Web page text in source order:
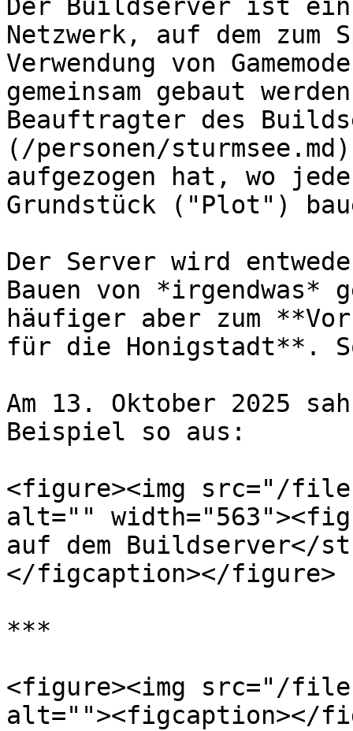
Der Buildserver ist
Netzwerk, auf dem zum
Verwendung von
gemeinsam gebaut
Beauftragter des
(/personen/
aufgezogen hat, wo
Grundstück ("Plot")
Der Server wird
Bauen von
häufiger aber zum
für die Honigstadt**. So
Am 13. Oktober 2025
Beispiel so aus:
<figure><img src="/files/
alt=""
auf dem Buildserver</
</figcaption></figure>
***
<figure><img src="/
alt=""><figcaption></